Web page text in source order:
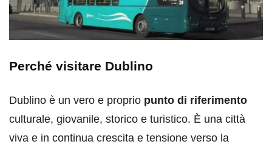
Perché visitare Dublino
Dublino è un vero e proprio punto di riferimento
culturale, giovanile, storico e turistico. È una città
viva e in continua crescita e tensione verso la